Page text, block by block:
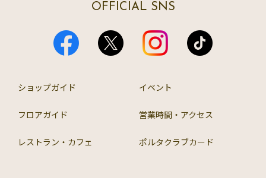
OFFICIAL SNS
ショップガイド イベント
フロアガイド 営業時間・アクセス
レストラン・カフェ ポルタクラブカード